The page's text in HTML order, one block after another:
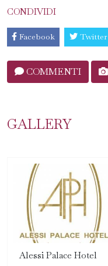
CONDIVIDI
Facebook Twitter
COMMENTI
GALLERY
Alessi Palace Hotel